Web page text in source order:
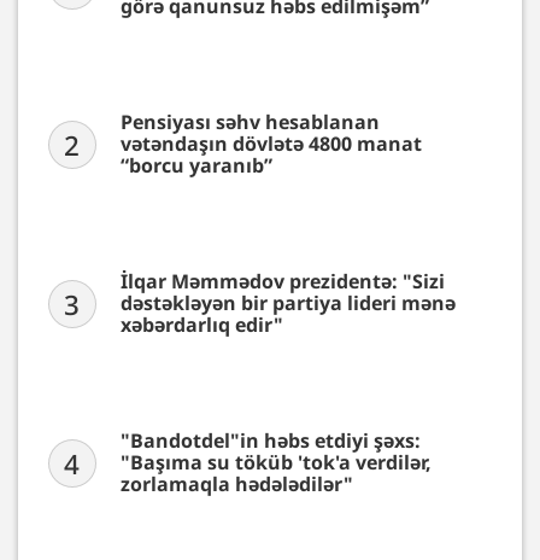
görə qanunsuz həbs edilmişəm”
2
Pensiyası səhv hesablanan
vətəndaşın dövlətə 4800 manat
“borcu yaranıb”
3
İlqar Məmmədov prezidentə: "Sizi
dəstəkləyən bir partiya lideri mənə
xəbərdarlıq edir"
4
"Bandotdel"in həbs etdiyi şəxs:
"Başıma su töküb 'tok'a verdilər,
zorlamaqla hədələdilər"